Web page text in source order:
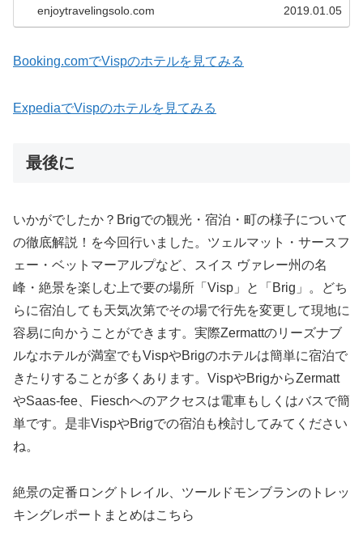
enjoytravelingsolo.com 2019.01.05
Booking.comでVispのホテルを見てみる
ExpediaでVispのホテルを見てみる
最後に
いかがでしたか？Brigでの観光・宿泊・町の様子について
の徹底解説！を今回行いました。ツェルマット・サースフ
ェー・ベットマーアルプなど、スイス ヴァレー州の名
峰・絶景を楽しむ上で要の場所「Visp」と「Brig」。どち
らに宿泊しても天気次第でその場で行先を変更して現地に
容易に向かうことができます。実際Zermattのリーズナブ
ルなホテルが満室でもVispやBrigのホテルは簡単に宿泊で
きたりすることが多くあります。VispやBrigからZermatt
やSaas-fee、Fieschへのアクセスは電車もしくはバスで簡
単です。是非VispやBrigでの宿泊も検討してみてください
ね。
絶景の定番ロングトレイル、ツールドモンブランのトレッ
キングレポートまとめはこちら